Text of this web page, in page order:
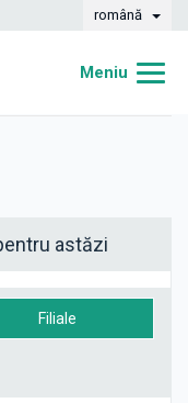
română
Meniu
astăzi
Filiale